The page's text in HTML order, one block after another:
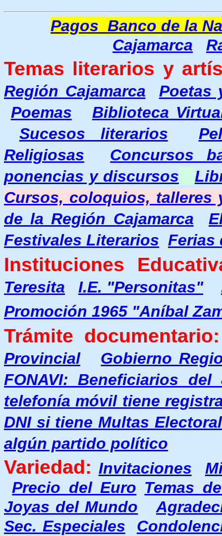
Pagos Banco de la
Cajamarca
R
Temas literarios y
Región Cajamarca
Poetas
Poemas
Biblioteca
Sucesos literarios
Religiosas
Concursos
ponencias y discursos
Cursos, coloquios, talleres
de la Región Cajamarca
Festivales Literarios Ferias
Instituciones
Teresita I.E. "Personitas"
Promoción 1965 "Aníbal
Trámite documentario:
Provincial
Gobierno
FONAVI: Beneficiarios del
telefonía móvil tiene
DNI si tiene Multas
algún partido político
Variedad: Invitaciones
Precio del Euro Temas
Joyas del Mundo
Sec. Especiales